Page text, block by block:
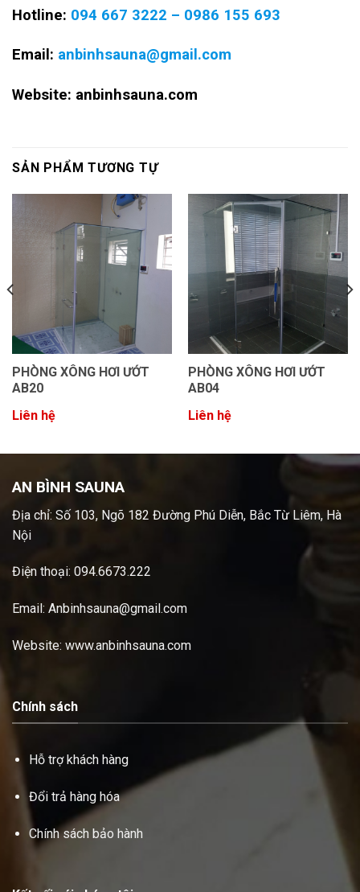
Hotline: 094 667 3222 – 0986 155 693
Email: anbinhsauna@gmail.com
Website: anbinhsauna.com
SẢN PHẨM TƯƠNG TỰ
PHÒNG XÔNG HƠI ƯỚT
AB20
Liên hệ
PHÒNG XÔNG HƠI ƯỚT
AB04
Liên hệ
AN BÌNH SAUNA
Địa chỉ: Số 103, Ngõ 182 Đường Phú Diễn, Bắc Từ Liêm, Hà
Nội
Điện thoại: 094.6673.222
Email: Anbinhsauna@gmail.com
Website: www.anbinhsauna.com
Chính sách
Hỗ trợ khách hàng
Đổi trả hàng hóa
Chính sách bảo hành